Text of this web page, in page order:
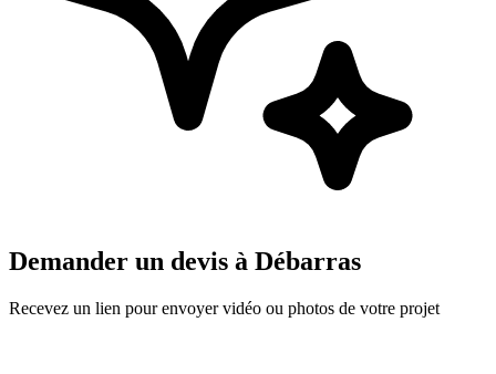
Demander un devis à Débarras
Recevez un lien pour envoyer vidéo ou photos de votre projet